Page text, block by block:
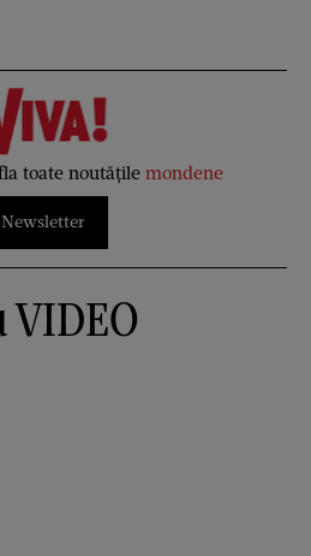
toate noutățile mondene
Newsletter
VIDEO